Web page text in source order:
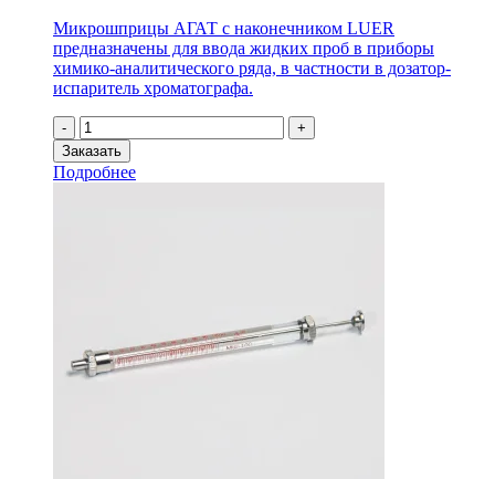
Микрошприцы АГАТ с наконечником LUER
предназначены для ввода жидких проб в приборы
химико-аналитического ряда, в частности в дозатор-
испаритель хроматографа.
-
Количество
товара
Игла
LUER
+
Заказать
Подробнее